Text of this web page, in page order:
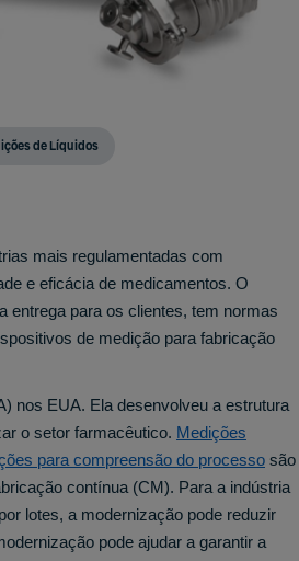
de Líquidos
mais regulamentadas com
e eficácia de medicamentos. O
entrega para os clientes, tem normas
de medição para fabricação
nos EUA. Ela desenvolveu a estrutura
o setor farmacêutico. Medições
para compreensão do processo são
contínua (CM). Para a indústria
lotes, a modernização pode reduzir
pode ajudar a garantir a